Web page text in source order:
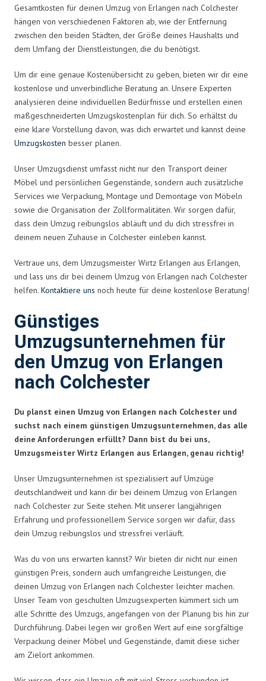
Gesamtkosten für deinen Umzug von Erlangen nach Colchester
hängen von verschiedenen Faktoren ab, wie der Entfernung
zwischen den beiden Städten, der Größe deines Haushalts und
dem Umfang der Dienstleistungen, die du benötigst.
Um dir eine genaue Kostenübersicht zu geben, bieten wir dir eine
kostenlose und unverbindliche Beratung an. Unsere Experten
analysieren deine individuellen Bedürfnisse und erstellen einen
maßgeschneiderten Umzugskostenplan für dich. So erhältst du
eine klare Vorstellung davon, was dich erwartet und kannst deine
Umzugskosten besser planen.
Unser Umzugsdienst umfasst nicht nur den Transport deiner
Möbel und persönlichen Gegenstände, sondern auch zusätzliche
Services wie Verpackung, Montage und Demontage von Möbeln
sowie die Organisation der Zollformalitäten. Wir sorgen dafür,
dass dein Umzug reibungslos abläuft und du dich stressfrei in
deinem neuen Zuhause in Colchester einleben kannst.
Vertraue uns, dem Umzugsmeister Wirtz Erlangen aus Erlangen,
und lass uns dir bei deinem Umzug von Erlangen nach Colchester
helfen. Kontaktiere uns noch heute für deine kostenlose Beratung!
Günstiges
Umzugsunternehmen für
den Umzug von Erlangen
nach Colchester
Du planst einen Umzug von Erlangen nach Colchester und
suchst nach einem günstigen Umzugsunternehmen, das alle
deine Anforderungen erfüllt? Dann bist du bei uns,
Umzugsmeister Wirtz Erlangen aus Erlangen, genau richtig!
Unser Umzugsunternehmen ist spezialisiert auf Umzüge
deutschlandweit und kann dir bei deinem Umzug von Erlangen
nach Colchester zur Seite stehen. Mit unserer langjährigen
Erfahrung und professionellem Service sorgen wir dafür, dass
dein Umzug reibungslos und stressfrei verläuft.
Was du von uns erwarten kannst? Wir bieten dir nicht nur einen
günstigen Preis, sondern auch umfangreiche Leistungen, die
deinen Umzug von Erlangen nach Colchester leichter machen.
Unser Team von geschulten Umzugsexperten kümmert sich um
alle Schritte des Umzugs, angefangen von der Planung bis hin zur
Durchführung. Dabei legen wir großen Wert auf eine sorgfältige
Verpackung deiner Möbel und Gegenstände, damit diese sicher
am Zielort ankommen.